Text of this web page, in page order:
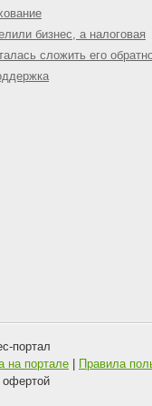
бизнес, а налоговая
сложить его
портал
на портале
Правила
офертой